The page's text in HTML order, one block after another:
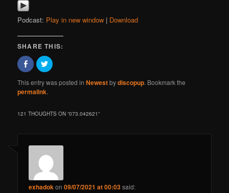
Podcast: Play in new window | Download
SHARE THIS:
Click
to
share
on
Facebook
(Opens
window)
Click
to
on
Twitter
window)
This entry was posted inNewestbydiscopup. Bookmark the
permalink.
121 THOUGHTS ON “073.042621”
exhadok on09/07/2021 at 00:03said: